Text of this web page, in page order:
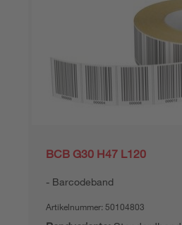
BCB G30 H47 L120
Barcodeband
Artikelnummer: 50104803